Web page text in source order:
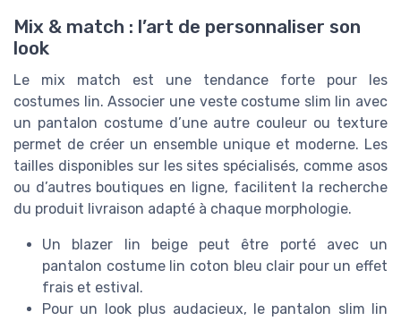
Mix & match : l’art de personnaliser son
look
Le mix match est une tendance forte pour les
costumes lin. Associer une veste costume slim lin avec
un pantalon costume d’une autre couleur ou texture
permet de créer un ensemble unique et moderne. Les
tailles disponibles sur les sites spécialisés, comme asos
ou d’autres boutiques en ligne, facilitent la recherche
du produit livraison adapté à chaque morphologie.
Un blazer lin beige peut être porté avec un
pantalon costume lin coton bleu clair pour un effet
frais et estival.
Pour un look plus audacieux, le pantalon slim lin